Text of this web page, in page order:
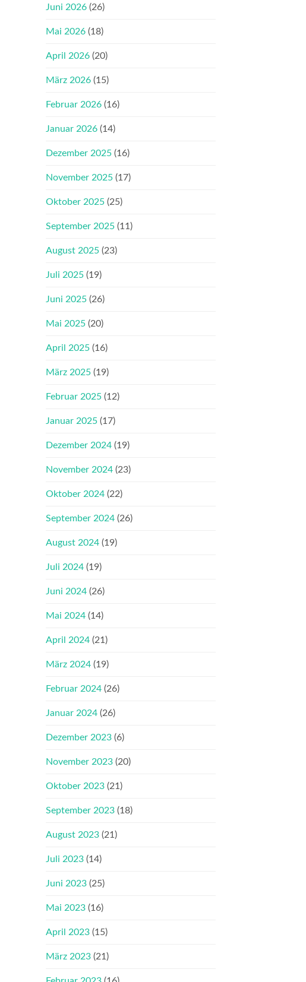
Juni 2026 (26)
Mai 2026 (18)
April 2026 (20)
März 2026 (15)
Februar 2026 (16)
Januar 2026 (14)
Dezember 2025 (16)
November 2025 (17)
Oktober 2025 (25)
September 2025 (11)
August 2025 (23)
Juli 2025 (19)
Juni 2025 (26)
Mai 2025 (20)
April 2025 (16)
März 2025 (19)
Februar 2025 (12)
Januar 2025 (17)
Dezember 2024 (19)
November 2024 (23)
Oktober 2024 (22)
September 2024 (26)
August 2024 (19)
Juli 2024 (19)
Juni 2024 (26)
Mai 2024 (14)
April 2024 (21)
März 2024 (19)
Februar 2024 (26)
Januar 2024 (26)
Dezember 2023 (6)
November 2023 (20)
Oktober 2023 (21)
September 2023 (18)
August 2023 (21)
Juli 2023 (14)
Juni 2023 (25)
Mai 2023 (16)
April 2023 (15)
März 2023 (21)